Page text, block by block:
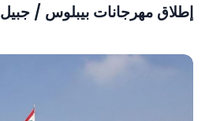
إطلاق مهرجانات بيبلوس / جبيل